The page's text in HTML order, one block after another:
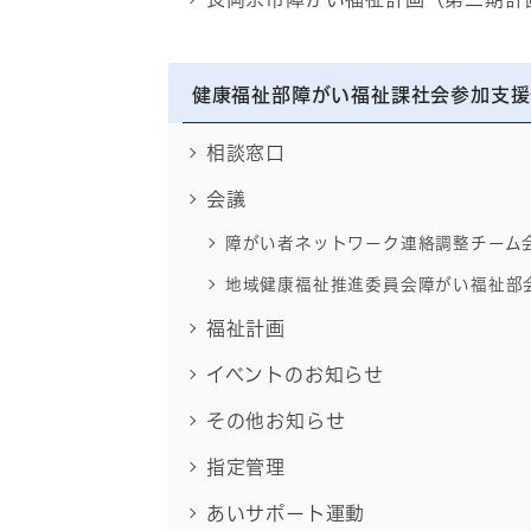
健康福祉部障がい福祉課社会参加支
相談窓口
会議
障がい者ネットワーク連絡調整チーム
地域健康福祉推進委員会障がい福祉部
福祉計画
イベントのお知らせ
その他お知らせ
指定管理
あいサポート運動